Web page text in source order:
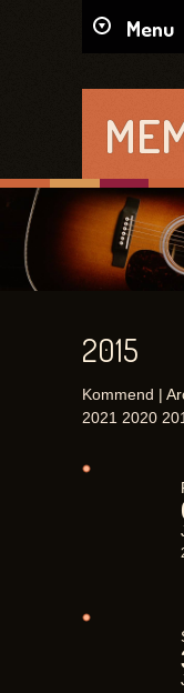
Menu
2015
Kommend |
2021 2020